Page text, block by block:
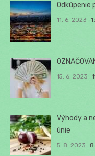
11. 6. 2023
15. 6. 2023
Výhody a
únie
5. 8. 2023